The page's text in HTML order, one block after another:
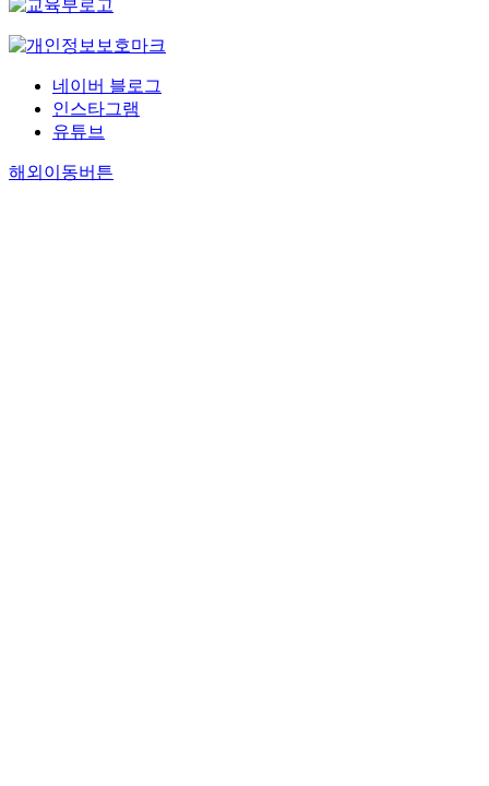
네이버 블로그
인스타그램
유튜브
해외이동버튼